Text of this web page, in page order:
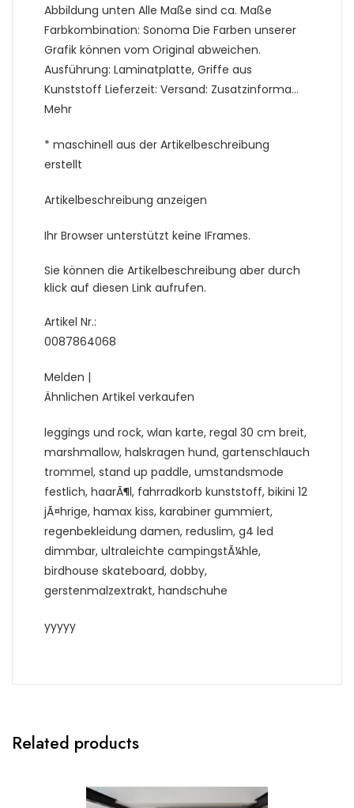
Abbildung unten Alle Maße sind ca. Maße
Farbkombination: Sonoma Die Farben unserer
Grafik können vom Original abweichen.
Ausführung: Laminatplatte, Griffe aus
Kunststoff Lieferzeit: Versand: Zusatzinforma…
Mehr
* maschinell aus der Artikelbeschreibung
erstellt
Artikelbeschreibung anzeigen
Ihr Browser unterstützt keine IFrames.
Sie können die Artikelbeschreibung aber durch
klick auf diesen Link aufrufen.
Artikel Nr.:
0087864068
Melden |
Ähnlichen Artikel verkaufen
leggings und rock, wlan karte, regal 30 cm breit,
marshmallow, halskragen hund, gartenschlauch
trommel, stand up paddle, umstandsmode
festlich, haarÃ¶l, fahrradkorb kunststoff, bikini 12
jÃ¤hrige, hamax kiss, karabiner gummiert,
regenbekleidung damen, reduslim, g4 led
dimmbar, ultraleichte campingstÃ¼hle,
birdhouse skateboard, dobby,
gerstenmalzextrakt, handschuhe
yyyyy
Related products